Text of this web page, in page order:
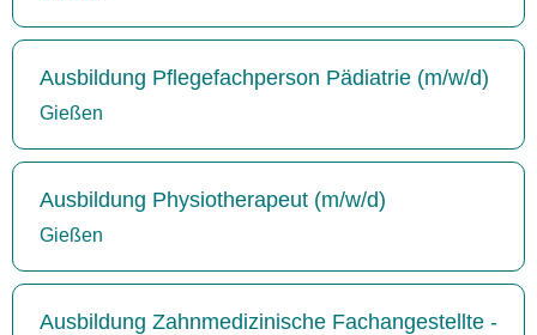
Ausbildung Pflegefachperson Pädiatrie (m/w/d)
Gießen
Ausbildung Physiotherapeut (m/w/d)
Gießen
Ausbildung Zahnmedizinische Fachangestellte -